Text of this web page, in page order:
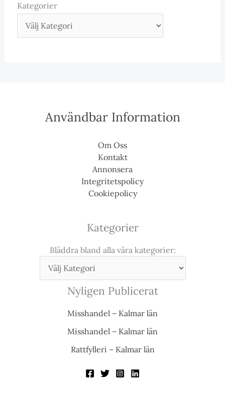
Kategorier
Användbar Information
Om Oss
Kontakt
Annonsera
Integritetspolicy
Cookiepolicy
Kategorier
Bläddra bland alla våra kategorier:
Nyligen Publicerat
Misshandel – Kalmar län
Misshandel – Kalmar län
Rattfylleri – Kalmar län